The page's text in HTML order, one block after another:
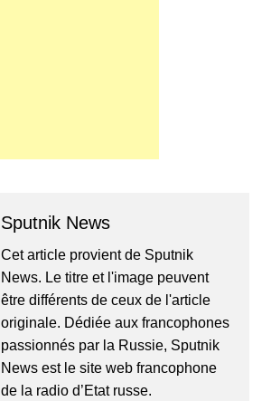
Sputnik News
Cet article provient de Sputnik
News. Le titre et l'image peuvent
être différents de ceux de l'article
originale. Dédiée aux francophones
passionnés par la Russie, Sputnik
News est le site web francophone
de la radio d’Etat russe.